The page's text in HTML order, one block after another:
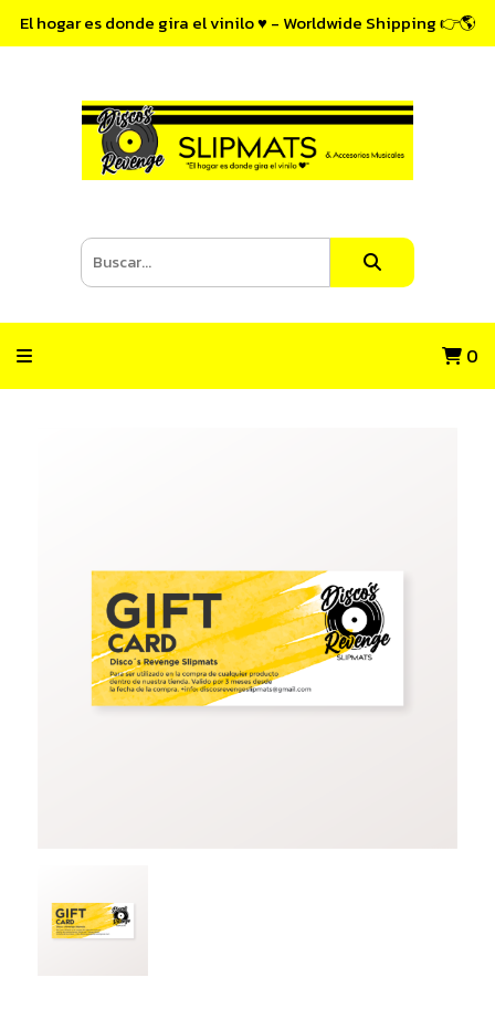
El hogar es donde gira el vinilo ♥ - Worldwide Shipping 👉🌎
0